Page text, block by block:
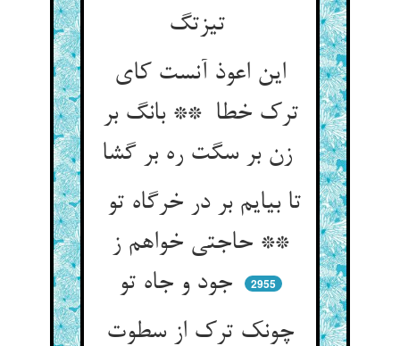
تیزتگ
این اعوذ آنست کای
ترک خطا ** بانگ بر
زن بر سگت ره بر گشا
تا بیایم بر در خرگاه تو
** حاجتی خواهم ز
جود و جاه تو
2955
چونک ترک از سطوت